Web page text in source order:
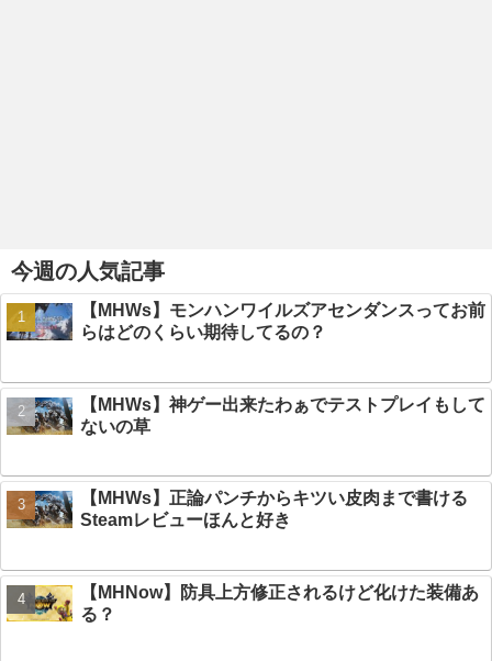
今週の人気記事
【MHWs】モンハンワイルズアセンダンスってお前
らはどのくらい期待してるの？
【MHWs】神ゲー出来たわぁでテストプレイもして
ないの草
【MHWs】正論パンチからキツい皮肉まで書ける
Steamレビューほんと好き
【MHNow】防具上方修正されるけど化けた装備あ
る？